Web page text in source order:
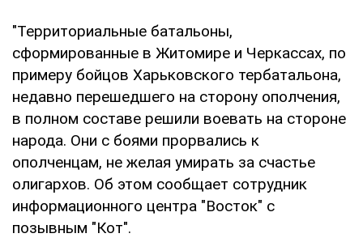
"Территориальные батальоны,
сформированные в Житомире и Черкассах, по
примеру бойцов Харьковского тербатальона,
недавно перешедшего на сторону ополчения,
в полном составе решили воевать на стороне
народа. Они с боями прорвались к
ополченцам, не желая умирать за счастье
олигархов. Об этом сообщает сотрудник
информационного центра "Восток" с
позывным "Кот".